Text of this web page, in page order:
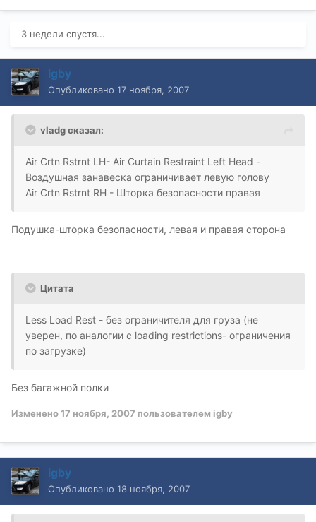
3 недели спустя...
igby
Опубликовано 17 ноября, 2007
vladg сказал:
Air Crtn Rstrnt LH- Air Curtain Restraint Left Head -
Воздушная занавеска ограничивает левую голову
Air Crtn Rstrnt RH - Шторка безопасности правая
Подушка-шторка безопасности, левая и правая сторона
Цитата
Less Load Rest - без ограничителя для груза (не
уверен, по аналогии с loading restrictions- ограничения
по загрузке)
Без багажной полки
Изменено17 ноября, 2007 пользователем igby
igby
Опубликовано 18 ноября, 2007